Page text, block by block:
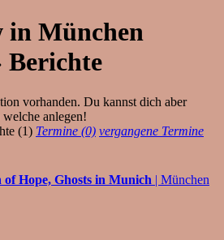
in München
Berichte
vorhanden. Du kannst dich aber
anlegen!
(1) Termine (0) vergangene Termine
of Hope, Ghosts in Munich | München